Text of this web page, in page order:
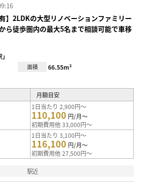
】2LDKの大型リノベーションファミリー
ら徒歩圏内の最大5名まで相談可能で車移
面積 66.55m²
月額目安
1日当たり 2,900円～
110,100 円/月～
初期費用他 33,000円～
1日当たり 3,100円～
116,100 円/月～
初期費用他 27,500円～
駅近